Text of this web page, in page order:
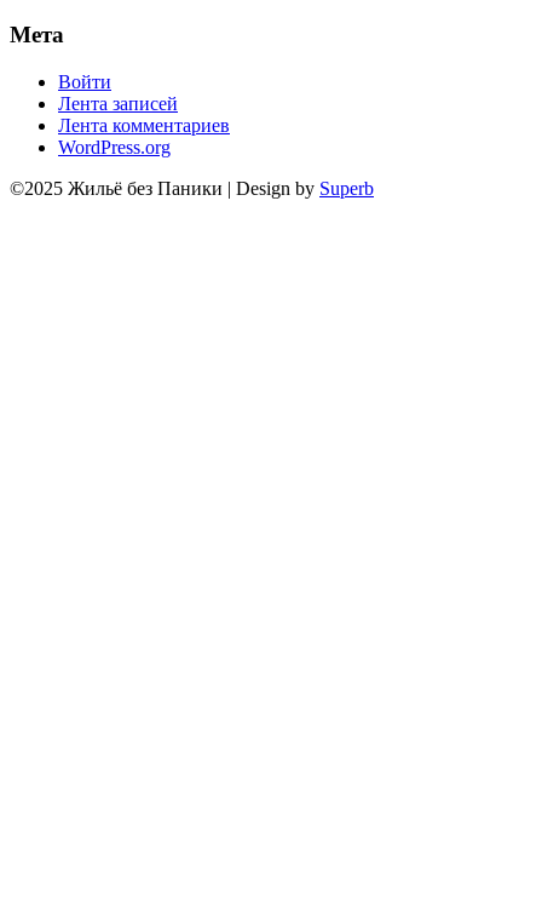
Мета
Войти
Лента записей
Лента комментариев
WordPress.org
©2025 Жильё без Паники | Design by Superb